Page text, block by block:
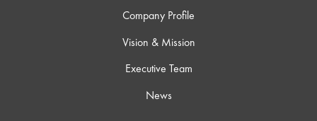
Company Profile
Vision & Mission
Executive Team
News